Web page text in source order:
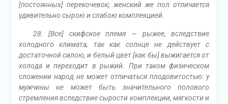
[постоянных] перекочевок; женский же пол отличается
удивительно сырою и слабою комплекцией.
28. [Все] скифское племя — рыжее, вследствие
холодного климата, так как солнце не действует с
достаточной силою, и белый цвет [как бы] выжигается от
холода и переходит в рыжий. При таком физическом
сложении народ не может отличаться плодовитостью: у
мужчины не может быть значительного полового
стремления вследствие сырости комплекции, мягкости и